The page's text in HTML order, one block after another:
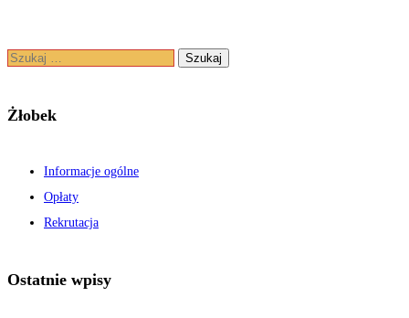
Szukaj:
Żłobek
Informacje ogólne
Opłaty
Rekrutacja
Ostatnie wpisy